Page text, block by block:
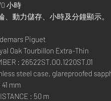
小時
、動力儲存、小時及分鐘顯示。
Piguet
Oak Tourbillon Extra-Thin
: 26522ST.OO.1220ST.01
steel case, glareproofed
mm
: 50 m